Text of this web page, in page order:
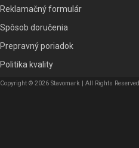
Reklamačný formulár
Spôsob doručenia
Prepravný poriadok
Politika kvality
Copyright © 2026 Stavomark | All Rights Reserved